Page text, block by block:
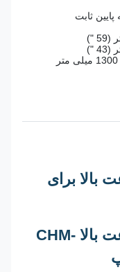
ثابت
برای
دستگاه برش کاغذ با سرعت بالا CHM-